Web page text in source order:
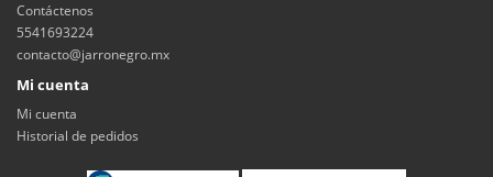
Contáctenos
5541693224
contacto@jarronegro.mx
Mi cuenta
Mi cuenta
Historial de pedidos